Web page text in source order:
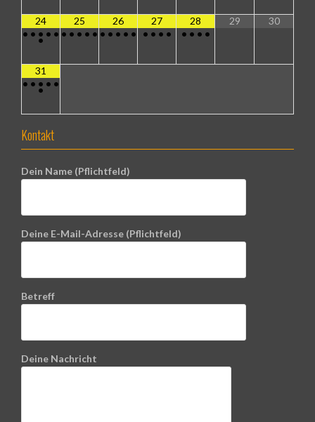
24
• • • • •
•
25
• • • • •
26
• • • • •
27
• • • •
28
• • • •
29 30
31
• • • • •
•
Kontakt
Dein Name (Pflichtfeld)
Deine E-Mail-Adresse (Pflichtfeld)
Betreff
Deine Nachricht